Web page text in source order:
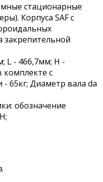
стационарные
Корпуса SAF с
закрепительной
L - 466,7мм; H -
комплекте с
65кг; Диаметр вала da
обозначение